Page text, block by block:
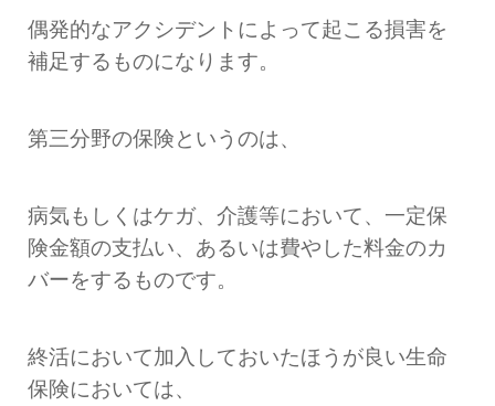
偶発的なアクシデントによって起こる損害を
補足するものになります。
第三分野の保険というのは、
病気もしくはケガ、介護等において、一定保
険金額の支払い、あるいは費やした料金のカ
バーをするものです。
終活において加入しておいたほうが良い生命
保険においては、